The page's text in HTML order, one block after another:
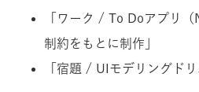
「ワーク / To Doアプリ
制約をもとに制作」
「宿題 / UIモデリングド